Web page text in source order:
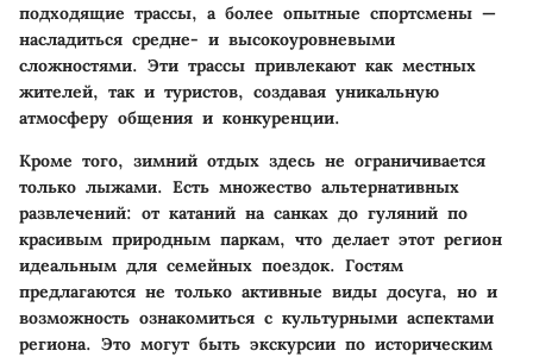
подходящие трассы, а более опытные спортсмены —
насладиться средне- и высокоуровневыми
сложностями. Эти трассы привлекают как местных
жителей, так и туристов, создавая уникальную
атмосферу общения и конкуренции.
Кроме того, зимний отдых здесь не ограничивается
только лыжами. Есть множество альтернативных
развлечений: от катаний на санках до гуляний по
красивым природным паркам, что делает этот регион
идеальным для семейных поездок. Гостям
предлагаются не только активные виды досуга, но и
возможность ознакомиться с культурными аспектами
региона. Это могут быть экскурсии по историческим